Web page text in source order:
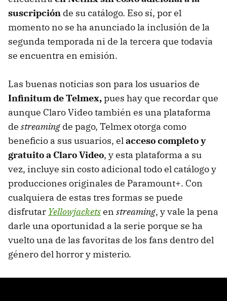
suscripción de su catálogo. Eso sí, por el
momento no se ha anunciado la inclusión de la
segunda temporada ni de la tercera que todavía
se encuentra en emisión.
Las buenas noticias son para los usuarios de
Infinitum de Telmex,pues hay que recordar que
aunque Claro Video también es una plataforma
de streaming de pago, Telmex otorga como
beneficio a sus usuarios, elacceso completo y
gratuito a Claro Video, y esta plataforma a su
vez, incluye sin costo adicional todo el catálogo y
producciones originales de Paramount+. Con
cualquiera de estas tres formas se puede
disfrutar Yellowjacketsen streaming, y vale la pena
darle una oportunidad a la serie porque se ha
vuelto una de las favoritas de los fans dentro del
género del horror y misterio.